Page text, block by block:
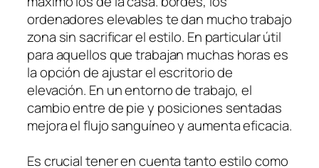
ordenadores elevables te dan mucho trabajo
zona sin sacrificar el estilo. En particular útil
para aquellos que trabajan muchas horas es
la opción de ajustar el escritorio de
elevación. En un entorno de trabajo, el
cambio entre de pie y posiciones sentadas
mejora el flujo sanguíneo y aumenta eficacia.
Es crucial tener en cuenta tanto estilo como